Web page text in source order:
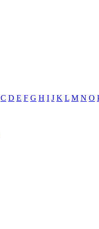
C D E F G H I J K L M N O